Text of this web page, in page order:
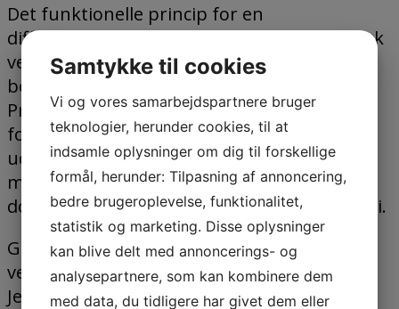
Det funktionelle princip for en
differentialvægt er gennem gentagen statisk
vejning af produktbeholderen for at
bestemme og regulere massestrømmen.
Produktbeholderen tømmes langsomt, og
forholdet mellem vægttabet og
udledningssystemets hastighed giver
mængdesignalet, som styrer
doseringshastigheden til den krævede værdi.
Gennem omhyggelige overvejelser
vedrørende produktegenskaber er alle
Jesmas differentialvægte designet til den
Samtykke til cookies
Vi og vores samarbejdspartnere bruger
teknologier, herunder cookies, til at
indsamle oplysninger om dig til forskellige
formål, herunder: Tilpasning af annoncering,
bedre brugeroplevelse, funktionalitet,
statistik og marketing. Disse oplysninger
kan blive delt med annoncerings- og
analysepartnere, som kan kombinere dem
med data, du tidligere har givet dem eller